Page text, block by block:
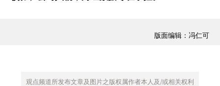
版面编辑：冯仁可
观点频道所发布文章及图片之版权属作者本人及/或相关权利